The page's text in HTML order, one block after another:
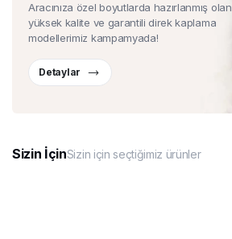
Aracınıza özel boyutlarda hazırlanmış olan
yüksek kalite ve garantili direk kaplama
modellerimiz kampamyada!
Detaylar
Sizin İçinSizin için seçtiğimiz ürünler